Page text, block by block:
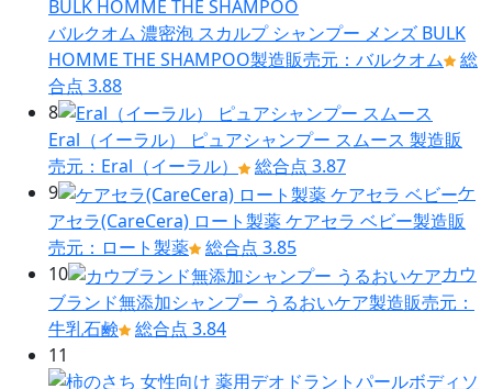
バルクオム 濃密泡 スカルプ シャンプー メンズ BULK
HOMME THE SHAMPOO製造販売元：バルクオム
総
合点 3.88
8
Eral（イーラル） ピュアシャンプー スムース 製造販
売元：Eral（イーラル）
総合点 3.87
9
ケ
アセラ(CareCera) ロート製薬 ケアセラ ベビー製造販
売元：ロート製薬
総合点 3.85
10
カウ
ブランド無添加シャンプー うるおいケア製造販売元：
牛乳石鹸
総合点 3.84
11